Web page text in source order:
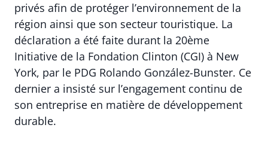
privés afin de protéger l’environnement de la
région ainsi que son secteur touristique. La
déclaration a été faite durant la 20ème
Initiative de la Fondation Clinton (CGI) à New
York, par le PDG Rolando González-Bunster. Ce
dernier a insisté sur l’engagement continu de
son entreprise en matière de développement
durable.